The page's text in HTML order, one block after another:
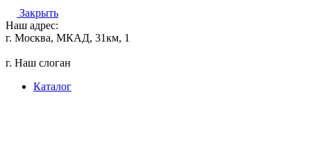
Закрыть
Наш адрес:
г. Москва, МКАД, 31км, 1
г. Наш слоган
Каталог